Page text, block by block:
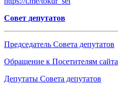
Совет депутатов
Председатель Совета депутатов
Обращение к Посетителям сайта
Депутаты Совета депутатов